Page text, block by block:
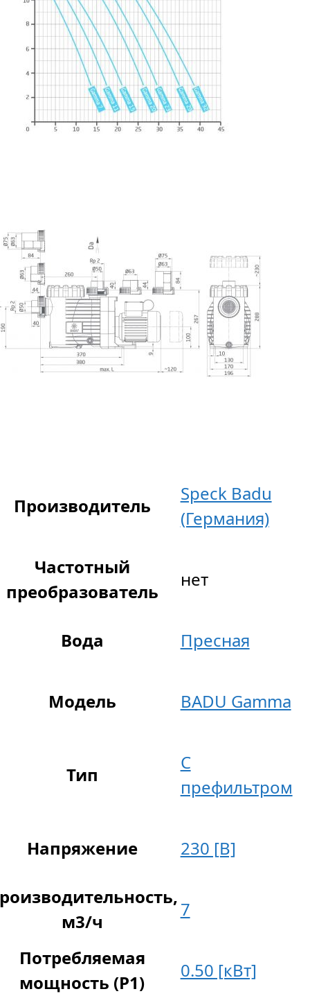
Производитель
Speck Badu
(Германия)
Частотный
преобразователь
нет
Вода Пресная
Модель BADU Gamma
Тип
С
префильтром
Напряжение 230 [В]
м3/ч
7
Потребляемая
мощность (P1)
0.50 [кВт]